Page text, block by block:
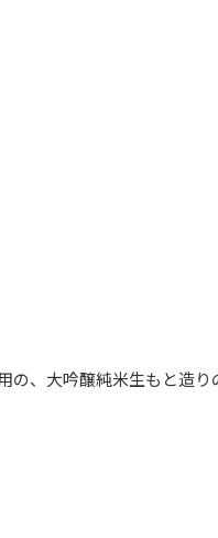
の、大吟醸純米生もと造り